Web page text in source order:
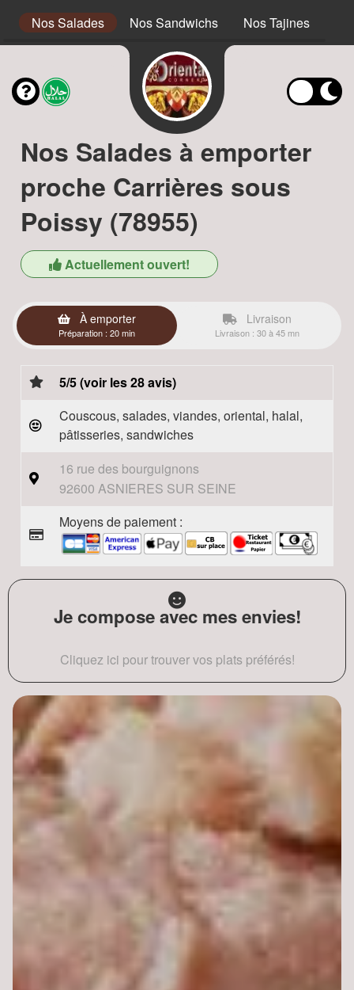
Nos Salades Nos Sandwichs Nos Tajines
Nos Salades à emporter
proche Carrières sous
Poissy (78955)
Actuellement ouvert!
À emporter
Préparation : 20 min
Livraison
Livraison : 30 à 45 mn
5/5 (voir les 28 avis)
Couscous, salades, viandes, oriental, halal,
pâtisseries, sandwiches
16 rue des bourguignons
92600 ASNIERES SUR SEINE
Moyens de paiement :
Je compose avec mes envies!
Cliquez ici pour trouver vos plats préférés!